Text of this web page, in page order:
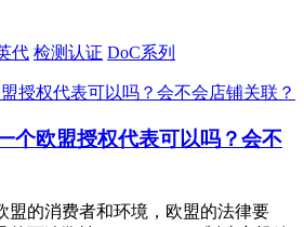
代 检测认证 DoC系列
个欧盟授权代表可以吗？会不
盟的消费者和环境，欧盟的法律要